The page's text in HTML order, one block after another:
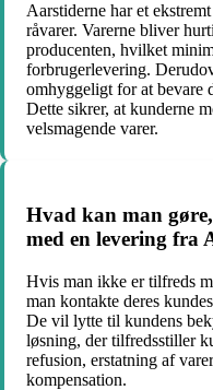
Aarstiderne har et
råvarer. Varerne bliver
producenten, hvilket
forbrugerlevering.
omhyggeligt for at bevare
Dette sikrer, at kunderne
velsmagende varer.
Hvad kan man
med en levering fra
Hvis man ikke er tilfreds
man kontakte deres
De vil lytte til kundens
løsning, der tilfredsstiller
refusion, erstatning af
kompensation.